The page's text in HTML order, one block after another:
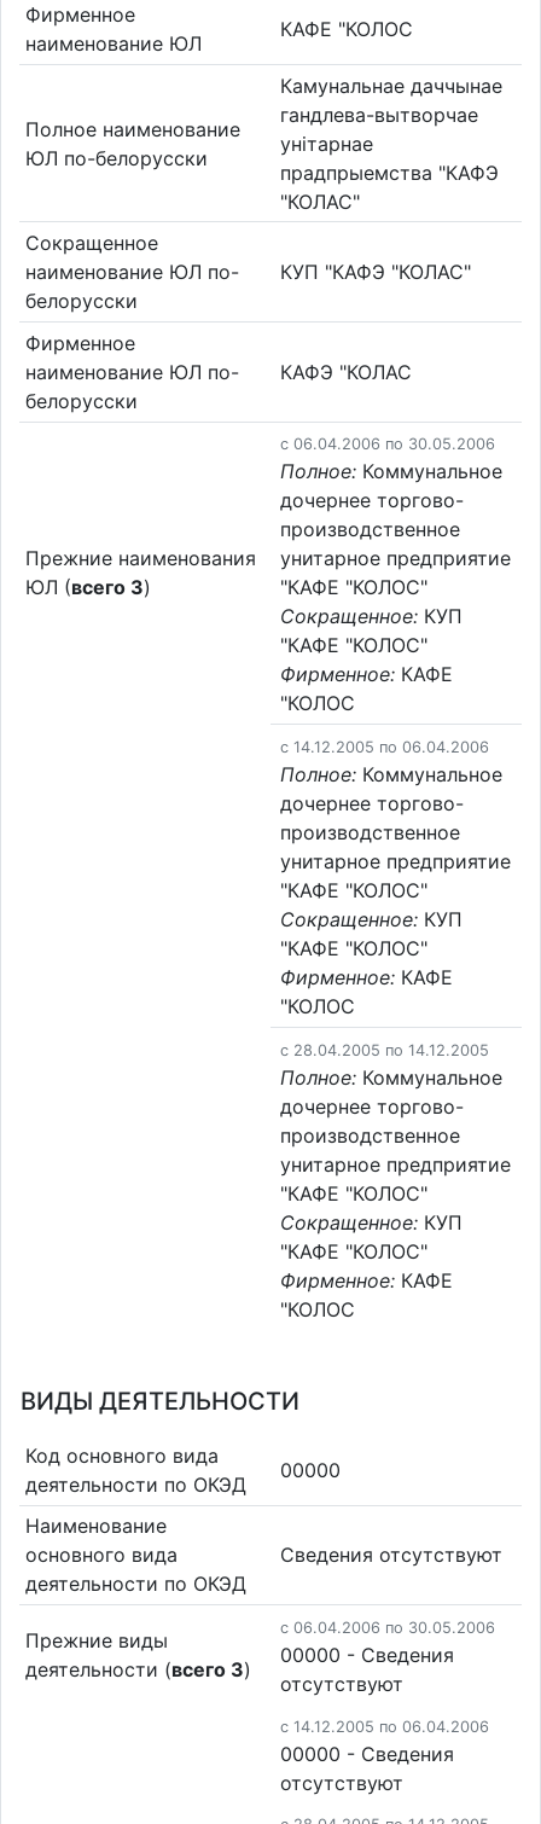
Фирменное
наименование ЮЛ
КАФЕ "КОЛОС
Полное наименование
ЮЛ по-белорусски
Камунальнае даччынае
гандлева-вытворчае
унiтарнае
прадпрыемства "КАФЭ
"КОЛАС"
Сокращенное
наименование ЮЛ по-
белорусски
КУП "КАФЭ "КОЛАС"
Фирменное
наименование ЮЛ по-
белорусски
КАФЭ "КОЛАС
Прежние наименования
ЮЛ (всего 3)
c 06.04.2006 по 30.05.2006
Полное: Коммунальное
дочернее торгово-
производственное
унитарное предприятие
"КАФЕ "КОЛОС"
Сокращенное: КУП
"КАФЕ "КОЛОС"
Фирменное: КАФЕ
"КОЛОС
c 14.12.2005 по 06.04.2006
Полное: Коммунальное
дочернее торгово-
производственное
унитарное предприятие
"КАФЕ "КОЛОС"
Сокращенное: КУП
"КАФЕ "КОЛОС"
Фирменное: КАФЕ
"КОЛОС
c 28.04.2005 по 14.12.2005
Полное: Коммунальное
дочернее торгово-
производственное
унитарное предприятие
"КАФЕ "КОЛОС"
Сокращенное: КУП
"КАФЕ "КОЛОС"
Фирменное: КАФЕ
"КОЛОС
ВИДЫ ДЕЯТЕЛЬНОСТИ
Код основного вида
деятельности по ОКЭД
00000
Наименование
основного вида
деятельности по ОКЭД
Cведения отсутствуют
Прежние виды
деятельности (всего 3)
c 06.04.2006 по 30.05.2006
00000 - Cведения
отсутствуют
c 14.12.2005 по 06.04.2006
00000 - Cведения
отсутствуют